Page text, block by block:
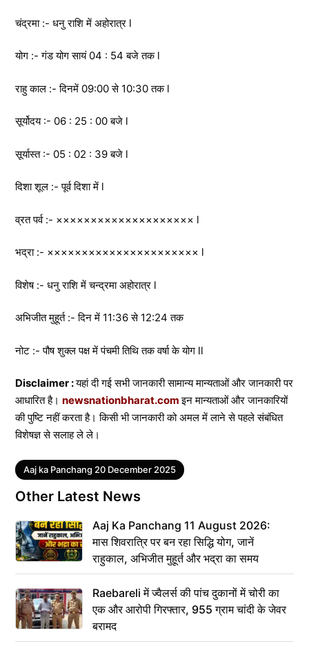
चंद्रमा :- धनु राशि में अहोरात्र l
योग :- गंड योग सायं 04 : 54 बजे तक l
राहु काल :- दिनमें 09:00 से 10:30 तक l
सूर्योदय :- 06 : 25 : 00 बजे l
सूर्यास्त :- 05 : 02 : 39 बजे l
दिशा शूल :- पूर्व दिशा में l
व्रत पर्व :- ×××××××××××××××××××× l
भद्रा :- ×××××××××××××××××××××× l
विशेष :- धनु राशि में चन्द्रमा अहोरात्र l
अभिजीत मुहूर्त :- दिन में 11:36 से 12:24 तक
नोट :- पौष शुक्ल पक्ष में पंचमी तिथि तक वर्षा के योग ll
Disclaimer :यहां दी गई सभी जानकारी सामान्य मान्यताओं और जानकारी पर
आधारित है। newsnationbharat.comइन मान्यताओं और जानकारियों
की पुष्टि नहीं करता है। किसी भी जानकारी को अमल में लाने से पहले संबंधित
विशेषज्ञ से सलाह ले ले।
Tags
Aaj ka Panchang 20 December 2025
Other Latest News
Aaj Ka Panchang 11 August 2026:
मास शिवरात्रि पर बन रहा सिद्धि योग, जानें
राहुकाल, अभिजीत मुहूर्त और भद्रा का समय
Raebareli में ज्वैलर्स की पांच दुकानों में चोरी का
एक और आरोपी गिरफ्तार, 955 ग्राम चांदी के जेवर
बरामद